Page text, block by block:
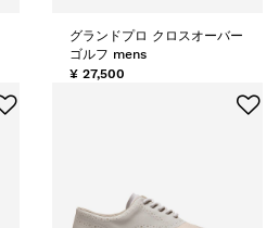
グランドプロ クロスオーバー
ゴルフ mens
¥ 27,500